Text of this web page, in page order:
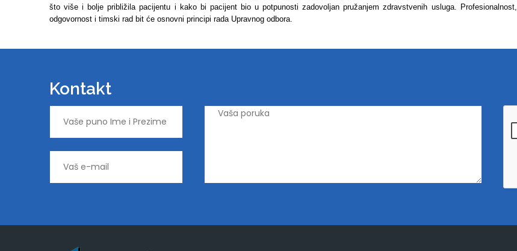
što više i bolje približila pacijentu i kako bi pacijent bio u potpunosti zadovoljan pružanjem zdravstvenih usluga. Profesionalnost,
odgovornost i timski rad bit će osnovni principi rada Upravnog odbora.
Kontakt